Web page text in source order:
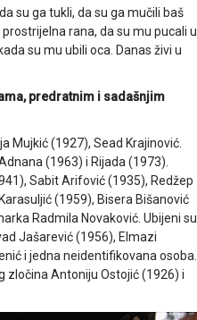
su ga tukli, da su ga mučili baš
rana, da su mu pucali u
su mu ubili oca. Danas živi u
predratnim i sadašnjim
Mujkić (1927), Sead Krajinović.
(1963) i Rijada (1973).
Sabit Arifović (1935), Redžep
(1959), Bisera Bišanović
Radmila Novaković. Ubijeni su
Jašarević (1956), Elmazi
i jedna neidentifikovana osoba.
zločina Antoniju Ostojić (1926) i